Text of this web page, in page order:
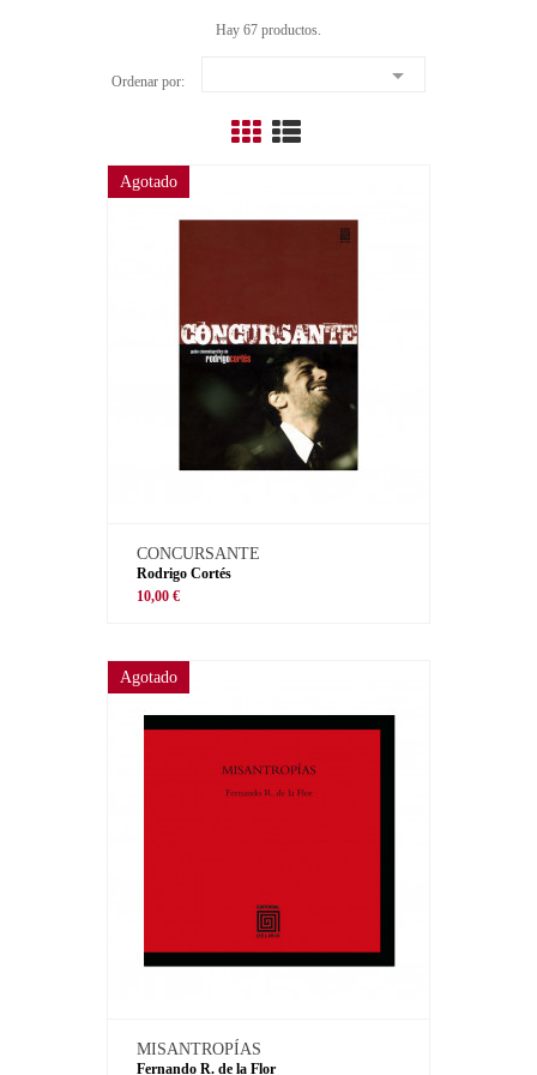
Hay 67 productos.
Ordenar por: 
Agotado
CONCURSANTE
Rodrigo Cortés
10,00 €
Agotado
MISANTROPÍAS
Fernando R. de la Flor